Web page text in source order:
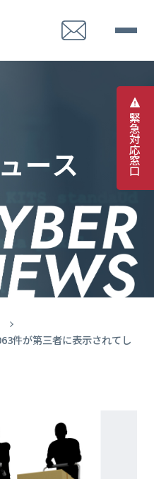
緊
急
対
応
窓
口
ュース
件が第三者に表示されてし